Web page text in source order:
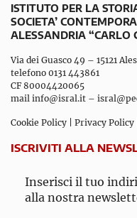
ISTITUTO PER LA
SOCIETA’
ALESSANDRIA “CARLO
Via dei Guasco 49 – 15121
telefono 0131 443861
CF 80004420065
mail info@isral.it –
Cookie Policy Privacy Policy
ISCRIVITI ALLA
Inserisci il tuo
alla nostra